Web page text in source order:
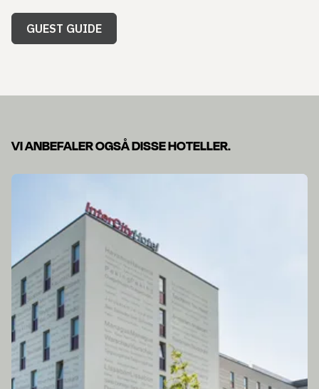
GUEST GUIDE
VI ANBEFALER OGSÅ DISSE HOTELLER.